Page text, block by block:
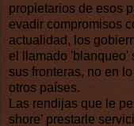
propietarios de esos
evadir compromisos
actualidad, los
el llamado 'blanqueo'
sus fronteras, no en
otros países.
Las rendijas que le
shore’ prestarle